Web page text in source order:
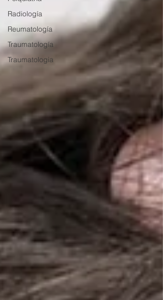
Radiología
Reumatología
Traumatología
Traumatologia